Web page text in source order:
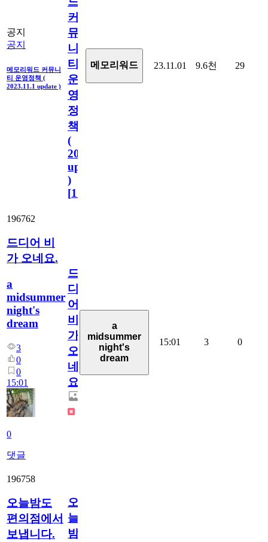
공지
공지
메모리워드 커뮤니
티 운영정책 (
2023.11.1 update )
커
뮤
니
티
운
영
정
책
(
2023.11.1
update
)
[110
메모리워드 23.11.01 9.6천 29
196762
드디어 비
가 오네요.
a
midsummer
night's
dream
3
0
0
15:01
0
댓글
드
디
어
비
가
오
네
요.
a
midsummer
night's
dream
15:01 3 0
196758
오늘밤도
편의점에서
보냅니다.
오
늘
밤